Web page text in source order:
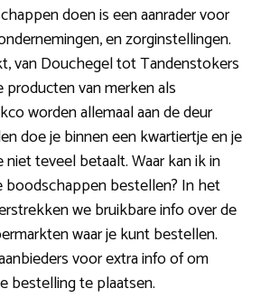
doen is een aanrader voor
en zorginstellingen.
van Douchegel tot Tandenstokers
van merken als
worden allemaal aan de deur
doe je binnen een kwartiertje en je
teveel betaalt. Waar kan ik in
boodschappen bestellen? In het
we bruikbare info over de
waar je kunt bestellen.
voor extra info of om
bestelling te plaatsen.